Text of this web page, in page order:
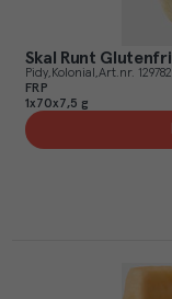
Skal Runt Glutenfri
Pidy Kolonial Art.nr. 129782
FRP
1x70x7,5 g